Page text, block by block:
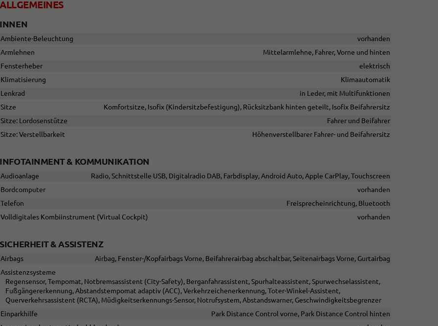
ALLGEMEINES
INNEN
Ambiente-Beleuchtung
vorhanden
Armlehnen
Mittelarmlehne, Fahrer, Vorne und hinten
Fensterheber
elektrisch
Klimatisierung
Klimaautomatik
Lenkrad
in Leder, mit Multifunktionen
Sitze
Komfortsitze, Isofix (Kindersitzbefestigung), Rücksitzbank hinten geteilt, Isofix Beifahrersitz
Sitze: Lordosenstütze
Fahrer und Beifahrer
Sitze: Verstellbarkeit
Höhenverstellbarer Fahrer- und Beifahrersitz
INFOTAINMENT & KOMMUNIKATION
Audioanlage
Radio, Schnittstelle USB, Digitalradio DAB, Farbdisplay, Android Auto, Apple CarPlay, Touchscreen
Bordcomputer
vorhanden
Telefon
Freisprecheinrichtung, Bluetooth
Volldigitales Kombiinstrument (Virtual Cockpit)
vorhanden
SICHERHEIT & ASSISTENZ
Airbags
Airbag, Fenster-/Kopfairbags Vorne, Beifahrerairbag abschaltbar, Seitenairbags Vorne, Gurtairbag
Assistenzsysteme
Regensensor, Tempomat, Notbremsassistent (City-Safety), Berganfahrassistent, Spurhalteassistent, Spurwechselassistent,
Fußgängererkennung, Abstandstempomat adaptiv (ACC), Verkehrzeichenerkennung, Toter-Winkel-Assistent,
Querverkehrsassistent (RCTA), Müdigkeitserkennungs-Sensor, Notrufsystem, Abstandswarner, Geschwindigkeitsbegrenzer
Einparkhilfe
Park Distance Control vorne, Park Distance Control hinten